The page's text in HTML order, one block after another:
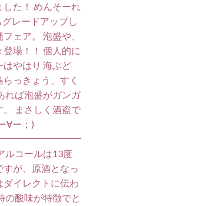
た！ めんそーれ
レードアップし
ェア。 泡盛や、
場！！ 個人的に
やはり 海ぶど
っきょう、すく
れば泡盛がガンガ
。 まさしく酒盗で
∀ー；)
ルコールは13度
すが、原酒となっ
ダイレクトに伝わ
の酸味が特徴でと